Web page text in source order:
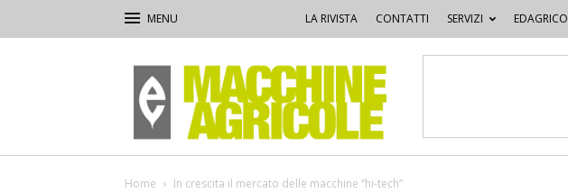
LA RIVISTA CONTATTI SERVIZI
Macchine
Agricole
Home In crescita il mercato delle macchine “hi-tech”